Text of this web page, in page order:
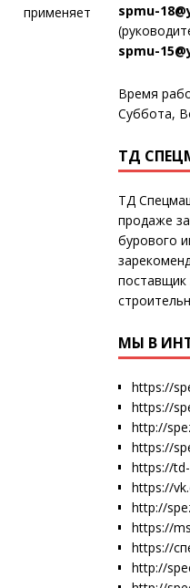
применяет
spmu-
spmu-
Время
Суббота,
ТД
ТД
продаже
бурового
поставщик
МЫ В
https://
https://
http://
https://
https://
https://
http://
https://
https://
http://